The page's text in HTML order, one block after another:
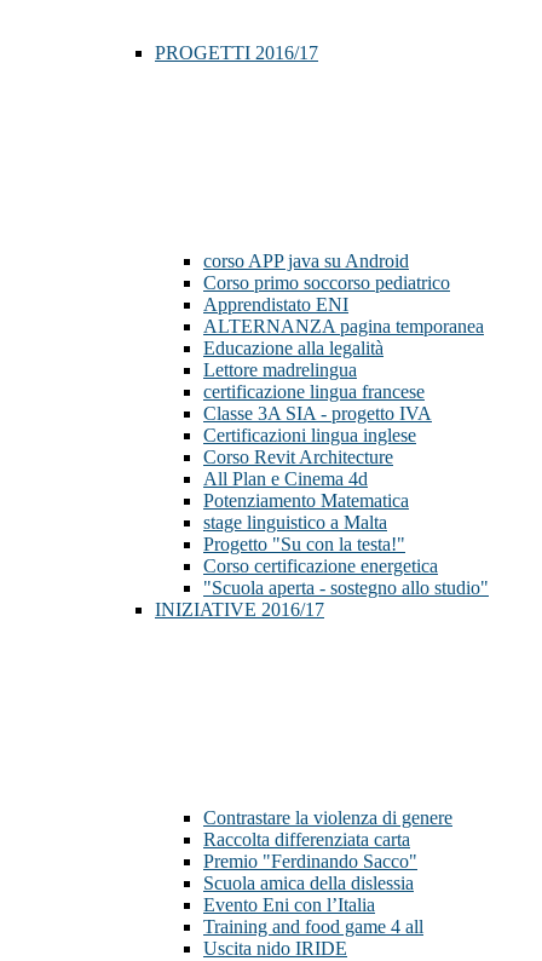
PROGETTI 2016/17
corso APP java su Android
Corso primo soccorso pediatrico
Apprendistato ENI
ALTERNANZA pagina temporanea
Educazione alla legalità
Lettore madrelingua
certificazione lingua francese
Classe 3A SIA - progetto IVA
Certificazioni lingua inglese
Corso Revit Architecture
All Plan e Cinema 4d
Potenziamento Matematica
stage linguistico a Malta
Progetto "Su con la testa!"
Corso certificazione energetica
"Scuola aperta - sostegno allo studio"
INIZIATIVE 2016/17
Contrastare la violenza di genere
Raccolta differenziata carta
Premio "Ferdinando Sacco"
Scuola amica della dislessia
Evento Eni con l’Italia
Training and food game 4 all
Uscita nido IRIDE